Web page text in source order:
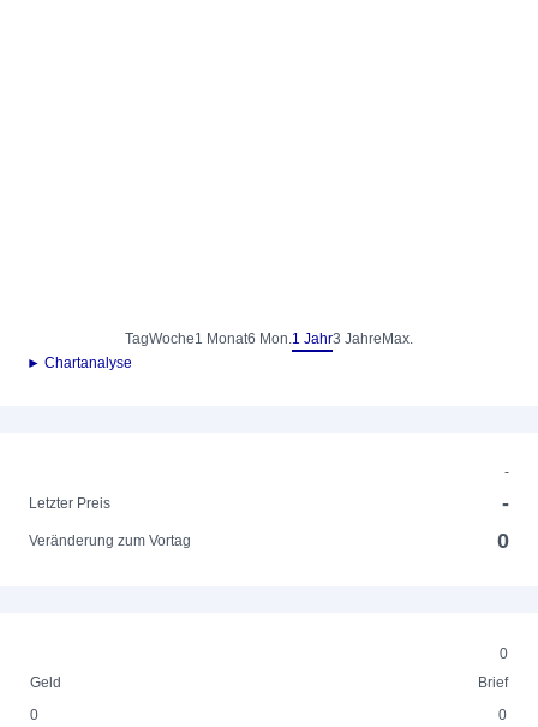
TagWoche1 Monat6 Mon.1 Jahr3 Jahre Max.
► Chartanalyse
-
Letzter Preis
-
Veränderung zum Vortag 0
0
Geld
Brief
0
0